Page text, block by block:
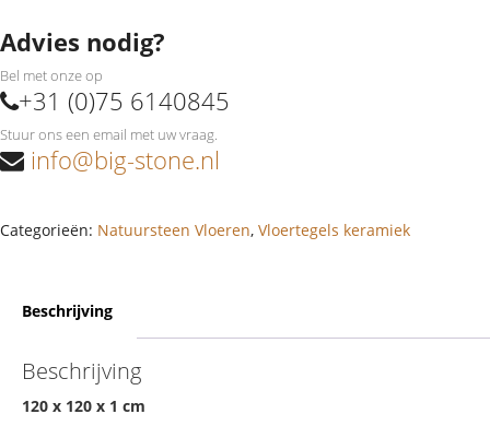
Advies nodig?
Bel met onze op
+31 (0)75 6140845
Stuur ons een email met uw vraag.
info@big-stone.nl
Categorieën: Natuursteen Vloeren, Vloertegels keramiek
Beschrijving
Beschrijving
120 x 120 x 1 cm